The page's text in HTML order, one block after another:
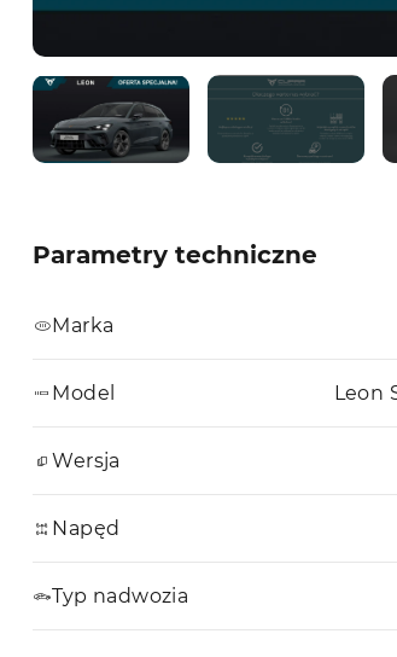
Parametry techniczne
Marka
Model Leon
Wersja
Napęd
Typ nadwozia